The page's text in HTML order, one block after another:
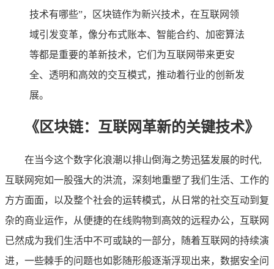
技术有哪些”，区块链作为新兴技术，在互联网领
域引发变革，像分布式账本、智能合约、加密算法
等都是重要的革新技术，它们为互联网带来更安
全、透明和高效的交互模式，推动着行业的创新发
展。
《区块链：互联网革新的关键技术》
在当今这个数字化浪潮以排山倒海之势迅猛发展的时代,
互联网宛如一股强大的洪流，深刻地重塑了我们生活、工作的
方方面面，以及整个社会的运转模式，从日常的社交互动到复
杂的商业运作，从便捷的在线购物到高效的远程办公，互联网
已然成为我们生活中不可或缺的一部分，随着互联网的持续演
进，一些棘手的问题也如影随形般逐渐浮现出来，数据安全问